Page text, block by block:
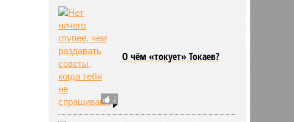
2
О чём «токует» Токаев?